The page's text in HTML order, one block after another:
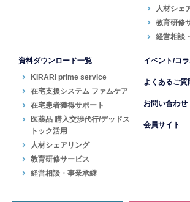
人材シェ
教育研修
経営相談
資料ダウンロード一覧
KIRARI prime service
在宅支援システム ファムケア
在宅患者獲得サポート
医薬品 購入交渉代行/デッドス
トック活用
人材シェアリング
教育研修サービス
経営相談・事業承継
イベント/コ
よくあるご質
お問い合わせ
会員サイト